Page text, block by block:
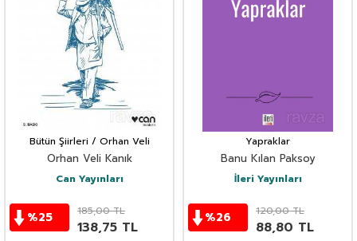
Bütün Şiirleri / Orhan Veli
Orhan Veli Kanık
Can Yayınları
%25 185,00TL
138,75 TL
Yapraklar
Banu Kılan Paksoy
İleri Yayınları
%26 120,00TL
88,80 TL